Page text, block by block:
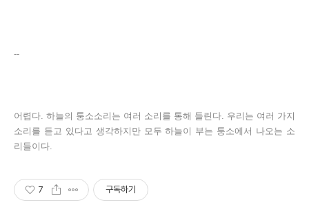
--
어렵다. 하늘의 퉁소소리는 여러 소리를 통해 들린다. 우리는 여러 가지
소리를 듣고 있다고 생각하지만 모두 하늘이 부는 퉁소에서 나오는 소
리들이다.
7 구독하기